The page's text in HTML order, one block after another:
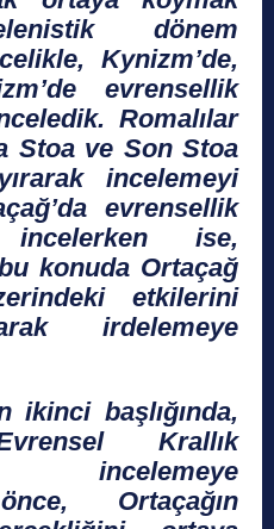
dönem
Kynizm’de,
evrensellik
Romalılar
Stoa ve Son Stoa
incelemeyi
evrensellik
incelerken ise,
konuda Ortaçağ
etkilerini
irdelemeye
ikinci başlığında,
Krallık
incelemeye
Ortaçağın